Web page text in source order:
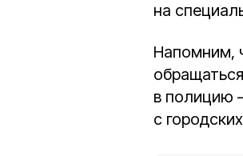
на
Напомним,
в полицию
с